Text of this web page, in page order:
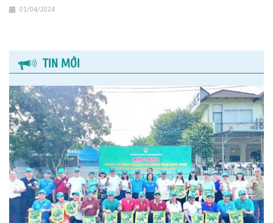
01/04/2024
TIN MỚI